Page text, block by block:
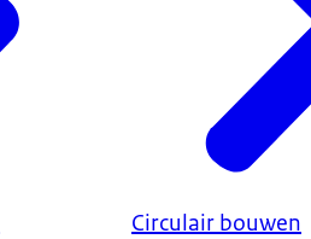
Circulair bouwen